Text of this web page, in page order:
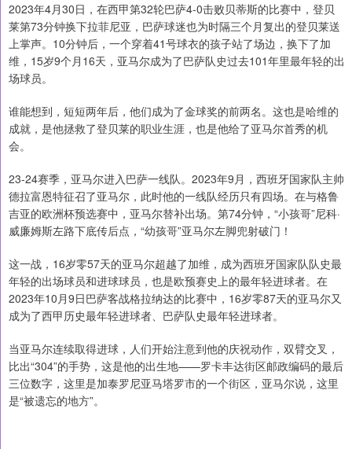
2023年4月30日，在西甲第32轮巴萨4-0击败贝蒂斯的比赛中，登贝
莱第73分钟换下拉菲尼亚，巴萨球迷也为时隔三个月复出的登贝莱送
上掌声。10分钟后，一个穿着41号球衣的孩子站了场边，换下了加
维，15岁9个月16天，亚马尔成为了巴萨队史过去101年里最年轻的出
场球员。
谁能想到，短短两年后，他们成为了金球奖的前两名。这也是哈维的
成就，是他拯救了登贝莱的职业生涯，也是他给了亚马尔首秀的机
会。
23-24赛季，亚马尔进入巴萨一线队。2023年9月，西班牙国家队主帅
德拉富恩特征召了亚马尔，此时他的一线队经历只有四场。在与格鲁
吉亚的欧洲杯预选赛中，亚马尔替补出场。第74分钟，“小孩哥”尼科·
威廉姆斯左路下底传后点，“幼孩哥”亚马尔左脚兜射破门！
这一战，16岁零57天的亚马尔超越了加维，成为西班牙国家队队史最
年轻的出场球员和进球球员，也是欧预赛史上的最年轻进球者。在
2023年10月9日巴萨客战格拉纳达的比赛中，16岁零87天的亚马尔又
成为了西甲历史最年轻进球者、巴萨队史最年轻进球者。
当亚马尔连续取得进球，人们开始注意到他的庆祝动作，双臂交叉，
比出“304”的手势，这是他的出生地——罗卡丰达街区邮政编码的最后
三位数字，这里是加泰罗尼亚马塔罗市的一个街区，亚马尔说，这里
是“被遗忘的地方”。